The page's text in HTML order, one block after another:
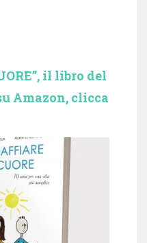
il libro del
Amazon, clicca